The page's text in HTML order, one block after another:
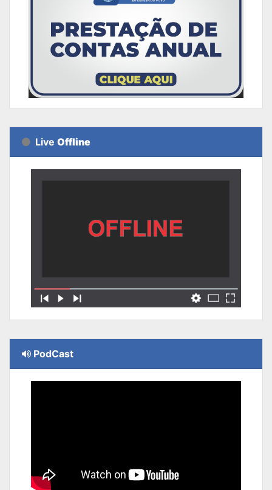
Live Offline
PodCast